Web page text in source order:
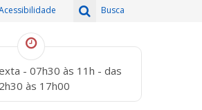
Busca
- 07h30 às 11h - das
às 17h00